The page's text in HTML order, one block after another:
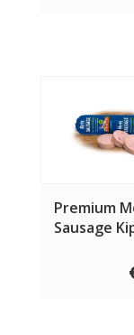
Premium
Sausage